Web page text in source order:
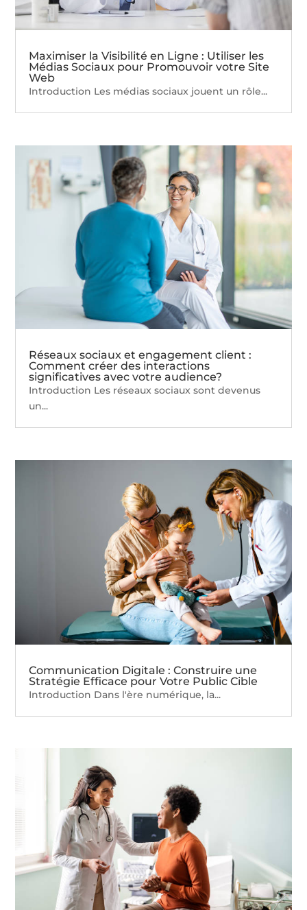
Maximiser la Visibilité en Ligne : Utiliser les
Médias Sociaux pour Promouvoir votre Site
Web
Introduction Les médias sociaux jouent un rôle...
Réseaux sociaux et engagement client :
Comment créer des interactions
significatives avec votre audience?
Introduction Les réseaux sociaux sont devenus
un...
Communication Digitale : Construire une
Stratégie Efficace pour Votre Public Cible
Introduction Dans l'ère numérique, la...